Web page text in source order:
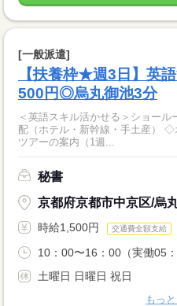
[一般派遣]
【扶養枠★週3日】英
500円◎烏丸御池3分
＜英語スキル活かせる＞ショールーム案内
配（ホテル・新幹線・手土産）
ツアーの案内（1週...
秘書
京都府京都市中京区/烏
時給1,500円 交通費全額支給
10：00〜16：00（実働05
土曜日 日曜日 祝日
もっ